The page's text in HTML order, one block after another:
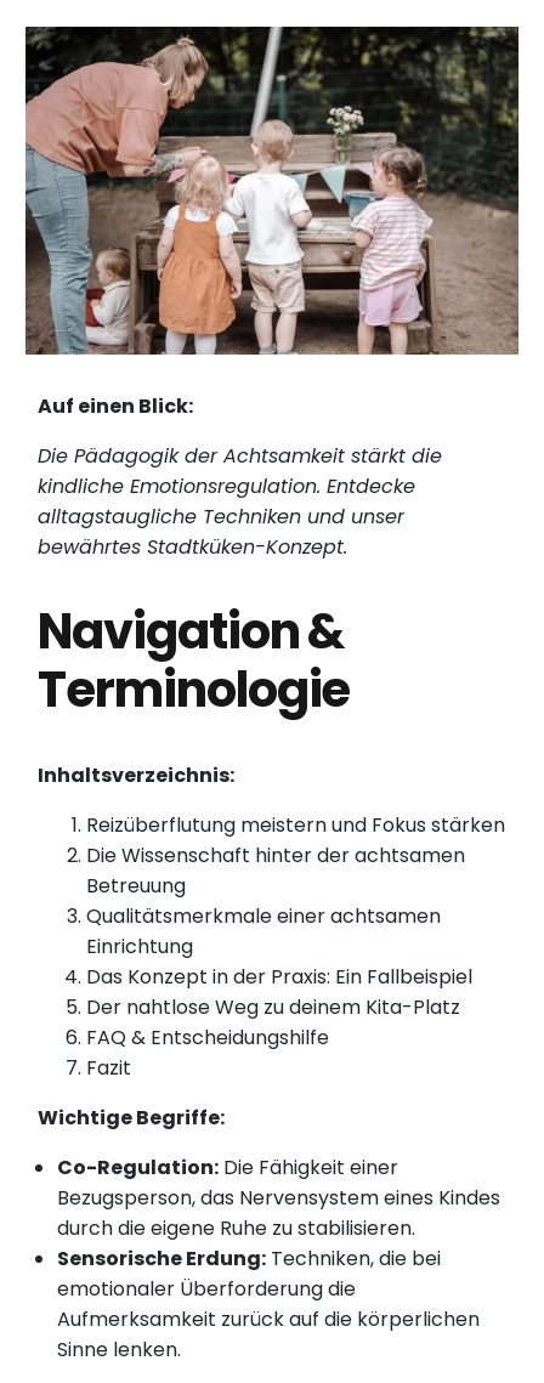
Auf einen Blick:
Die Pädagogik der Achtsamkeit stärkt die
kindliche Emotionsregulation. Entdecke
alltagstaugliche Techniken und unser
bewährtes Stadtküken-Konzept.
Navigation &
Terminologie
Inhaltsverzeichnis:
Reizüberflutung meistern und Fokus stärken
Die Wissenschaft hinter der achtsamen
Betreuung
Qualitätsmerkmale einer achtsamen
Einrichtung
Das Konzept in der Praxis: Ein Fallbeispiel
Der nahtlose Weg zu deinem Kita-Platz
FAQ & Entscheidungshilfe
Fazit
Wichtige Begriffe:
Co-Regulation: Die Fähigkeit einer
Bezugsperson, das Nervensystem eines Kindes
durch die eigene Ruhe zu stabilisieren.
Sensorische Erdung: Techniken, die bei
emotionaler Überforderung die
Aufmerksamkeit zurück auf die körperlichen
Sinne lenken.